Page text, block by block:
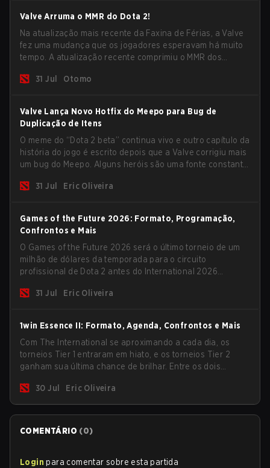
Valve Arruma o MMR do Dota 2!
Na atualização mais recente da Faxina de Férias, a Valve
fez uma mudança que os jogadores esperavam há muito
tempo. A atualização recente comprimiu o MMR dos
31 Jul
Otomo
Valve Lança Novo Hotfix do Meepo para Bug de
Duplicação de Itens
O meme do “Dota 2 beta” continua vivo e outro capítulo da
história do jogo é escrito depois que a Valve corrigiu mais
um bug do Meepo. Alguns heróis são uma fonte constante
Meepo são os mais afetados por esses problemas.
31 Jul Eric Oliveira
Games of the Future 2026: Formato, Programação,
Confrontos e Mais
O Games of the Future 2026 será o último torneio de um
milhão de dólares da temporada para o circuito
profissional de Dota 2 antes do International 2026
maioria das maiores equipes não participará do evento,
31 Jul Eric Oliveira
1win Essence II: Formato, Agenda, Confrontos e Mais
Com The International se aproximando a cada dia, os
torneios Tier 1 entraram em hiato, e os torneios Tier 2
ganham sua última chance de brilhar. Entre os dois
premiação de $200,000 USD e um punhado de grandes
equipes na lineup.
30 Jul Eric Oliveira
COMENTÁRIO (0)
Login para comentar sobre esta partida